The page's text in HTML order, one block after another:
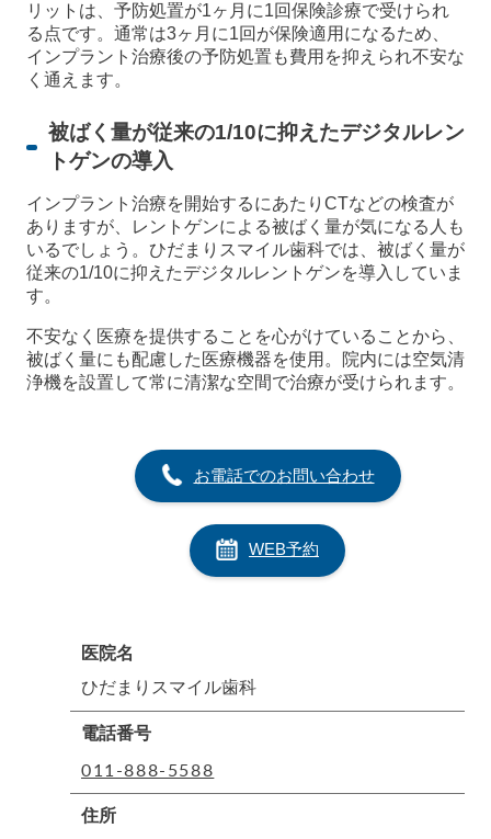
リットは、予防処置が1ヶ月に1回保険診療で受けられ
る点です。通常は3ヶ月に1回が保険適用になるため、
インプラント治療後の予防処置も費用を抑えられ不安な
く通えます。
被ばく量が従来の1/10に抑えたデジタルレン
トゲンの導入
インプラント治療を開始するにあたりCTなどの検査が
ありますが、レントゲンによる被ばく量が気になる人も
いるでしょう。ひだまりスマイル歯科では、被ばく量が
従来の1/10に抑えたデジタルレントゲンを導入していま
す。
不安なく医療を提供することを心がけていることから、
被ばく量にも配慮した医療機器を使用。院内には空気清
浄機を設置して常に清潔な空間で治療が受けられます。
お電話でのお問い合わせ
WEB予約
医院名
ひだまりスマイル歯科
電話番号
011-888-5588
住所